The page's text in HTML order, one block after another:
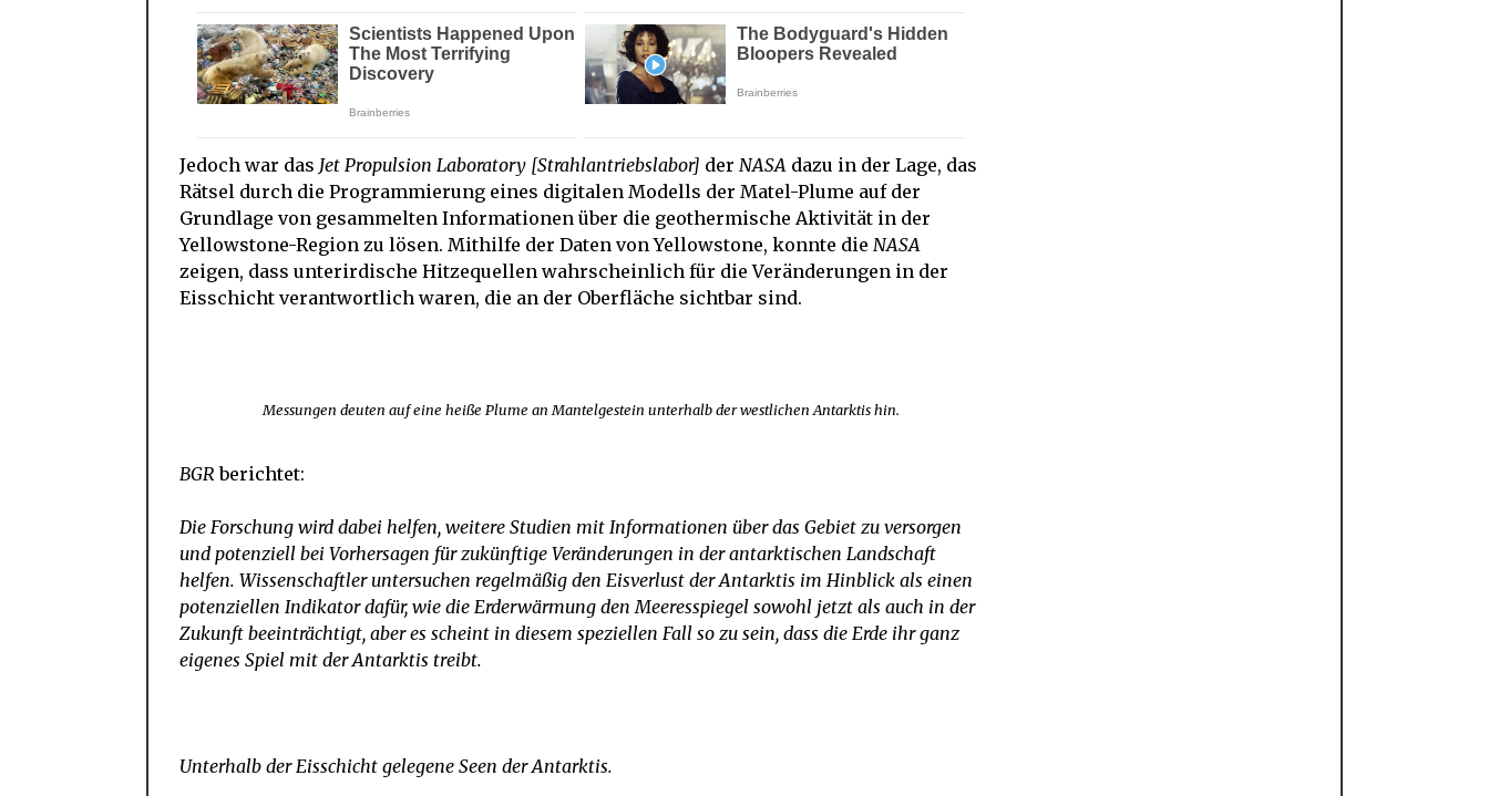
Jedoch war das Jet Propulsion Laboratory [Strahlantriebslabor] der NASA dazu in der Lage, das
Rätsel durch die Programmierung eines digitalen Modells der Matel-Plume auf der
Grundlage von gesammelten Informationen über die geothermische Aktivität in der
Yellowstone-Region zu lösen. Mithilfe der Daten von Yellowstone, konnte die NASA
zeigen, dass unterirdische Hitzequellen wahrscheinlich für die Veränderungen in der
Eisschicht verantwortlich waren, die an der Oberfläche sichtbar sind.
Messungen deuten auf eine heiße Plume an Mantelgestein unterhalb der westlichen Antarktis hin.
BGR berichtet:
Die Forschung wird dabei helfen, weitere Studien mit Informationen über das Gebiet zu versorgen
und potenziell bei Vorhersagen für zukünftige Veränderungen in der antarktischen Landschaft
helfen. Wissenschaftler untersuchen regelmäßig den Eisverlust der Antarktis im Hinblick als einen
potenziellen Indikator dafür, wie die Erderwärmung den Meeresspiegel sowohl jetzt als auch in der
Zukunft beeinträchtigt, aber es scheint in diesem speziellen Fall so zu sein, dass die Erde ihr ganz
eigenes Spiel mit der Antarktis treibt.
Unterhalb der Eisschicht gelegene Seen der Antarktis.